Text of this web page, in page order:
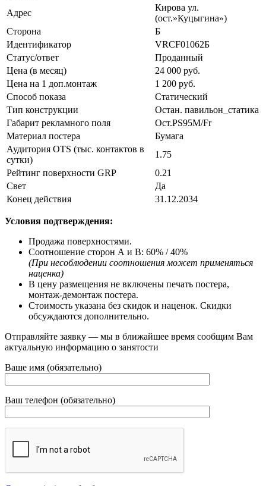
Адрес
Кирова ул.
(ост.»Куцыгина»)
Сторона
Б
Идентификатор
VRCF01062Б
Статус/ответ
Проданный
Цена (в месяц)
24 000 руб.
Цена на 1 доп.монтаж
1 200 руб.
Способ показа
Статический
Тип конструкции
Остан. павильон_статика
Габарит рекламного поля
Ост.PS95М/Fr
Материал постера
Бумага
Аудитория OTS (тыс. контактов в
сутки)
1.75
Рейтинг поверхности GRP
0.21
Свет
Да
Конец действия
31.12.2034
Условия подтверждения:
Продажа поверхностями.
Соотношение сторон А и В: 60% / 40%
(При несоблюдении соотношения может применяться
наценка)
В цену размещения не включены печать постера,
монтаж-демонтаж постера.
Стоимость указана без скидок и наценок. Скидки
обсуждаются дополнительно.
Отправляйте заявку — мы в ближайшее время сообщим Вам
актуальную информацию о занятости
Ваше имя (обязательно)
Ваш телефон (обязательно)